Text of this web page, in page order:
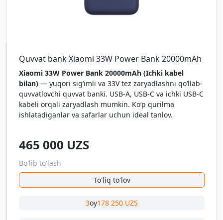
Quvvat bank Xiaomi 33W Power Bank 20000mAh
Xiaomi 33W Power Bank 20000mAh (Ichki kabel
bilan) — yuqori sig‘imli va 33V tez zaryadlashni qo‘llab-
quvvatlovchi quvvat banki. USB-A, USB-C va ichki USB-C
kabeli orqali zaryadlash mumkin. Ko‘p qurilma
ishlatadiganlar va safarlar uchun ideal tanlov.
465 000 UZS
Bo'lib to'lash
To'liq to'lov
3oy178 250 UZS